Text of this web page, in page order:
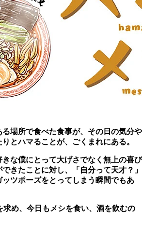
場所で食べた食事が、その日の気分や
とハマることが、ごくまれにある。
な僕にとって大げさでなく無上の喜び
きたことに対し、「自分って天才？」
ツポーズをとってしまう瞬間でもあ
求め、今日もメシを食い、酒を飲むの